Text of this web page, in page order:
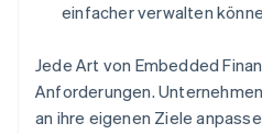
einfacher verwalten
Jede Art von Embedded
Anforderungen.
an ihre eigenen Ziele